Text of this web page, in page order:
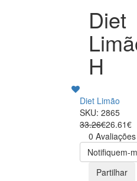
Diet
H
Diet Limão
SKU: 2865
33.26€26.61€
0 Avaliações
Notifiquem-
Partilhar